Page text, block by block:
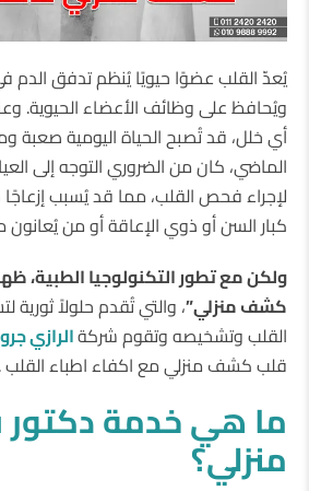
يُعدّ القلب عضوًا حيويًا يُنظم تدفق الدم
ويُحافظ على وظائف الأعضاء الحيوية.
أي خلل، قد تُصبح الحياة اليومية صعبة
الماضي، كان من الضروري التوجه إلى
لإجراء فحص القلب، مما قد يُسبب إزعاجًا
كبار السن أو ذوي الإعاقة أو من
ولكن مع تطور التكنولوجيا الطبية،
كشف منزلي”، والتي تُقدم حلولاً
القلب وتشخيصه وتقوم شركةالرازي
قلب كشف منزلي مع اكفاء اطباء القلب .
ما هي خدمة
منزلي؟